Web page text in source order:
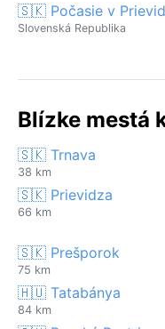
🇸🇰 Počasie v
Slovenská Republika
Blízke mestá
🇸🇰 Trnava
38 km
🇸🇰 Prievidza
66 km
🇸🇰 Prešporok
75 km
🇭🇺 Tatabánya
84 km